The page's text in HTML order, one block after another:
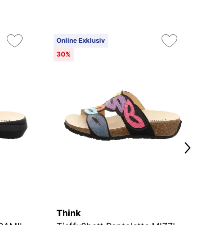
Online Exklusiv
30%
Think